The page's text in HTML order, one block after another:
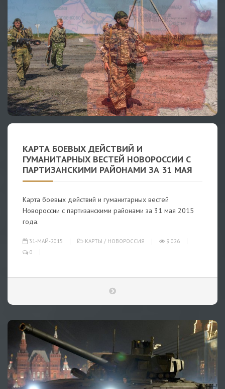
КАРТА БОЕВЫХ ДЕЙСТВИЙ И
ГУМАНИТАРНЫХ ВЕСТЕЙ НОВОРОССИИ С
ПАРТИЗАНСКИМИ РАЙОНАМИ ЗА 31 МАЯ
Карта боевых действий и гуманитарных вестей
Новороссии с партизанскими районами за 31 мая 2015
года.
31-МАЙ-2015 КАРТЫ / НОВОРОССИЯ
9 026
0